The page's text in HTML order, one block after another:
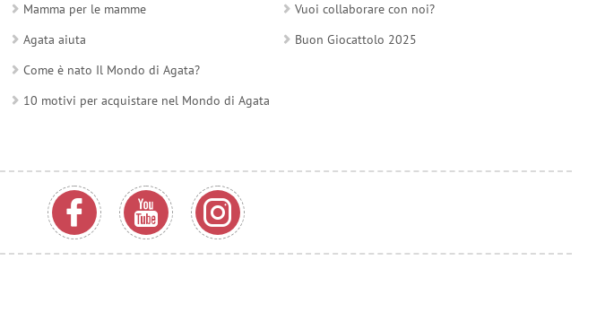
Mamma per le mamme
Agata aiuta
Come è nato Il Mondo di Agata?
10 motivi per acquistare nel Mondo di Agata
Vuoi collaborare con noi?
Buon Giocattolo 2025